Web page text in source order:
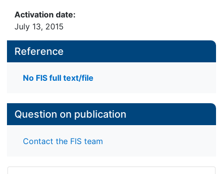
Activation date:
July 13, 2015
Reference
No FIS full text/file
Question on publication
Contact the FIS team